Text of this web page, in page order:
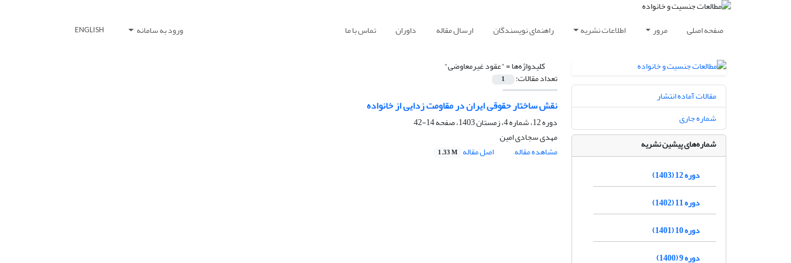
صفحه اصلی مرور اطلاعات نشریه راهنمای نویسندگان ارسال مقاله داوران تماس با ما ورود به سامانه ENGLISH
کلیدواژه‌ها ="عقود غیرمعاوضی"
تعداد مقالات: 1
نقش ساختار حقوقی ایران در مقاومت زدایی از خانواده
دوره 12، شماره 4، زمستان 1403، صفحه
14-42
مهدی سجادی امین
مشاهده مقاله
اصل مقاله 1.33 M
مقالات آماده انتشار
شماره جاری
شماره‌های پیشین نشریه
دوره 12 (1403)
دوره 11 (1402)
دوره 10 (1401)
دوره 9 (1400)